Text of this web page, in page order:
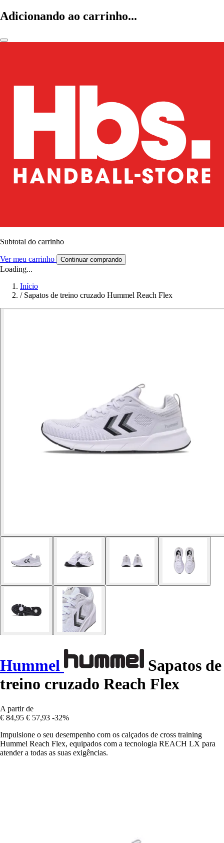
Adicionando ao carrinho...
Subtotal do carrinho
Ver meu carrinho Continuar comprando
Loading...
Início
/ Sapatos de treino cruzado Hummel Reach Flex
Hummel
Sapatos de
treino cruzado Reach Flex
A partir de
€ 84,95 € 57,93 -32%
Impulsione o seu desempenho com os calçados de cross training
Hummel Reach Flex, equipados com a tecnologia REACH LX para
atender a todas as suas exigências.